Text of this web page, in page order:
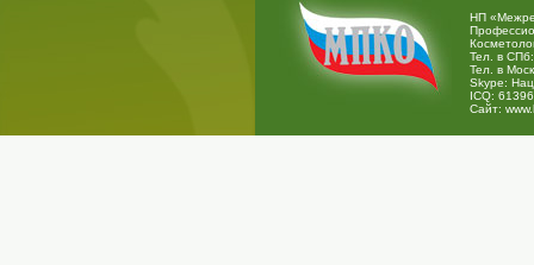
НП
Тел. в
Тел. в
Skype:
ICQ:
Сайт: